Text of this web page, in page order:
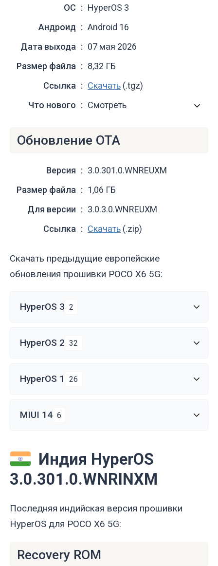
ОС
HyperOS 3
Андроид
Android 16
Дата выхода
07 мая 2026
Размер файла
8,32 ГБ
Ссылка
Скачать (.tgz)
Что нового
Смотреть
Обновление OTA
Версия
3.0.301.0.WNREUXM
Размер файла
1,06 ГБ
Для версии
3.0.3.0.WNREUXM
Ссылка
Скачать (.zip)
Скачать предыдущие европейские
обновления прошивки POCO X6 5G:
HyperOS 3 2
HyperOS 2 32
HyperOS 1 26
MIUI 14 6
Индия HyperOS
3.0.301.0.WNRINXM
Последняя индийская версия прошивки
HyperOS для POCO X6 5G:
Recovery ROM